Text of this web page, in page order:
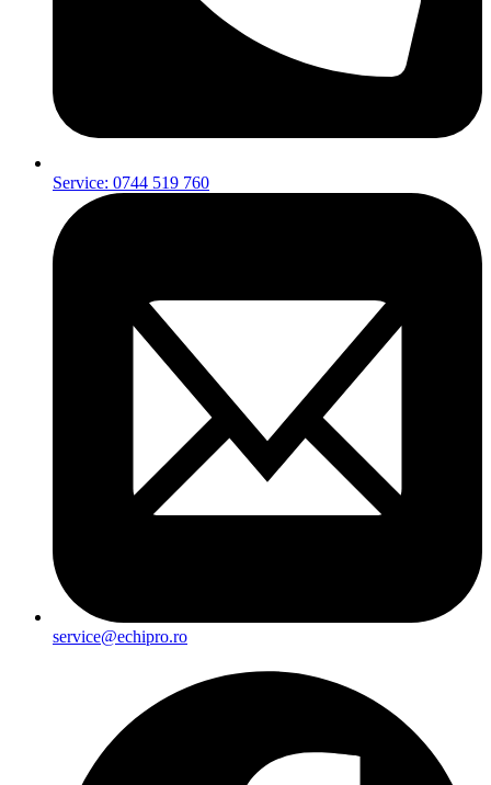
Service: 0744 519 760
service@echipro.ro